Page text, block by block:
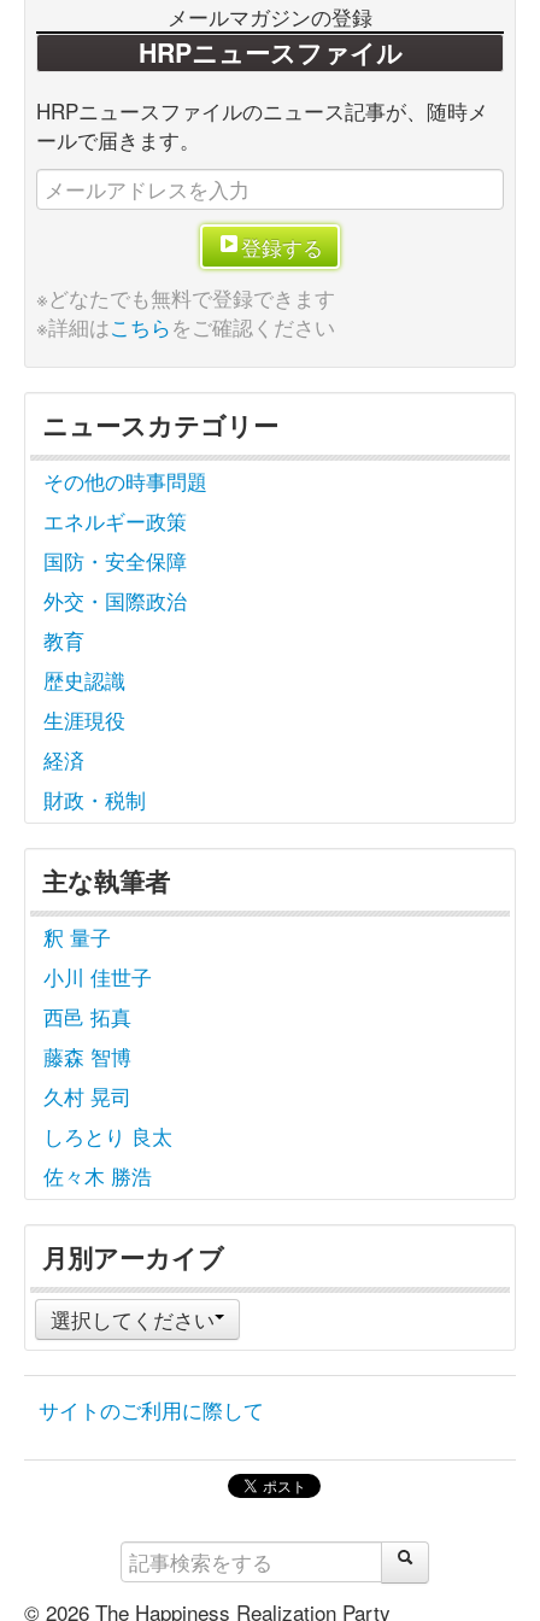
メールマガジンの登録
HRPニュースファイル
HRPニュースファイルのニュース記事が、随時メ
ールで届きます。
登録する
※どなたでも無料で登録できます
※詳細はこちらをご確認ください
ニュースカテゴリー
その他の時事問題
エネルギー政策
国防・安全保障
外交・国際政治
教育
歴史認識
生涯現役
経済
財政・税制
主な執筆者
釈 量子
小川 佳世子
西邑 拓真
藤森 智博
久村 晃司
しろとり 良太
佐々木 勝浩
月別アーカイブ
選択してください
サイトのご利用に際して
© 2026 The Happiness Realization Party